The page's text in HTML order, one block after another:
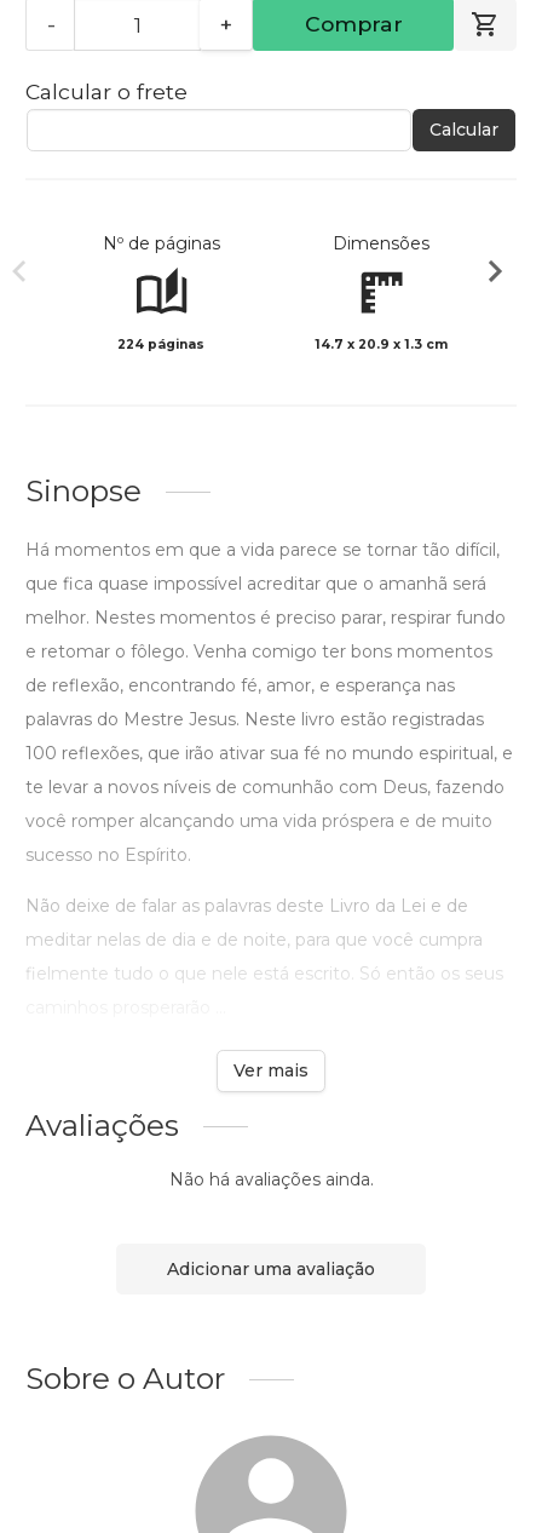
- + Comprar
Calcular o frete
Calcular
Nº de páginas
224 páginas
Dimensões
14.7 x 20.9 x 1.3 cm
Sinopse
Há momentos em que a vida parece se tornar tão difícil,
que fica quase impossível acreditar que o amanhã será
melhor. Nestes momentos é preciso parar, respirar fundo
e retomar o fôlego. Venha comigo ter bons momentos
de reflexão, encontrando fé, amor, e esperança nas
palavras do Mestre Jesus. Neste livro estão registradas
100 reflexões, que irão ativar sua fé no mundo espiritual, e
te levar a novos níveis de comunhão com Deus, fazendo
você romper alcançando uma vida próspera e de muito
sucesso no Espírito.
Não deixe de falar as palavras deste Livro da Lei e de
meditar nelas de dia e de noite, para que você cumpra
fielmente tudo o que nele está escrito. Só então os seus
Ver mais
Avaliações
Não há avaliações ainda.
Adicionar uma avaliação
Sobre o Autor